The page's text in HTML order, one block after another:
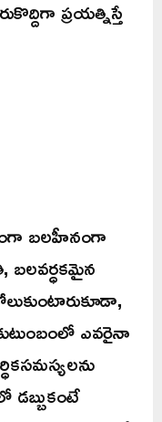
ప్రయత్నిస్తే
బలహీనంగా
బలవర్ధకమైన
ఎవరైనా